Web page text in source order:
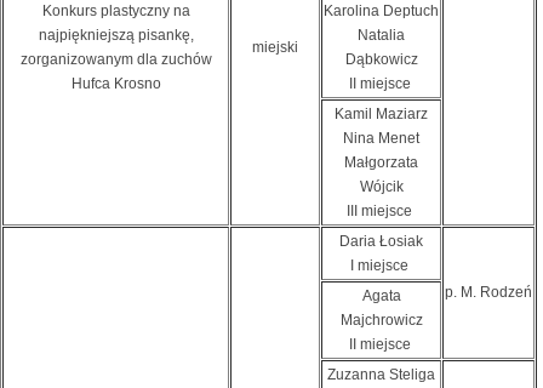
Konkurs plastyczny na
najpiękniejszą pisankę,
zorganizowanym dla zuchów
Hufca Krosno
miejski
Karolina Deptuch
Natalia
Dąbkowicz
II miejsce
Kamil Maziarz
Nina Menet
Małgorzata
Wójcik
III miejsce
Daria Łosiak
I miejsce
p. M. Rodzeń
Agata
Majchrowicz
II miejsce
Zuzanna Steliga